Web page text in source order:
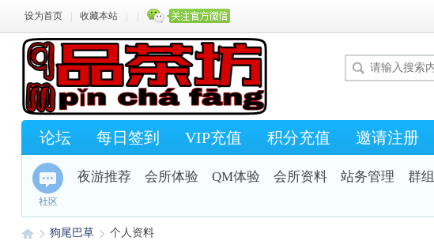
设为首页 收藏本站
论坛 每日签到 VIP充值 积分充值 邀请注册
社区
夜游推荐 会所体验 QM体验 会所资料 站务管理 群组
狗尾巴草 个人资料